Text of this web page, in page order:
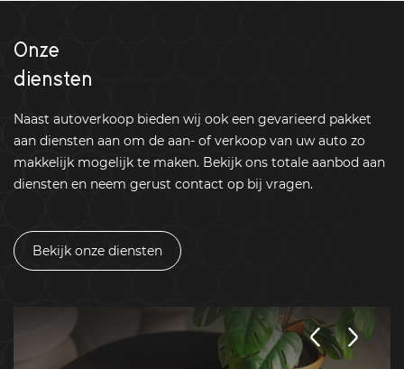
Onze
diensten
Naast autoverkoop bieden wij ook een gevarieerd pakket
aan diensten aan om de aan- of verkoop van uw auto zo
makkelijk mogelijk te maken. Bekijk ons totale aanbod aan
diensten en neem gerust contact op bij vragen.
Bekijk onze diensten